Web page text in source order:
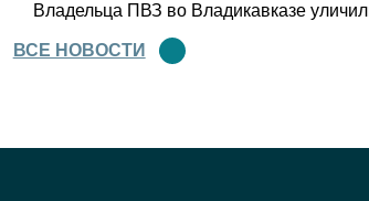
Владельца ПВЗ во Владикавказе
ВСЕ НОВОСТИ